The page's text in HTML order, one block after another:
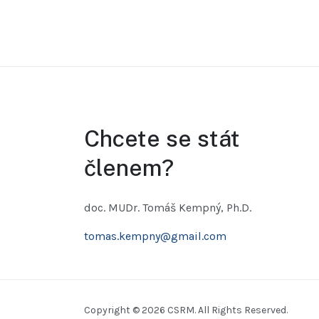
Chcete se stát
členem?
doc. MUDr. Tomáš Kempný, Ph.D.
tomas.kempny@gmail.com
Copyright © 2026 CSRM. All Rights Reserved.